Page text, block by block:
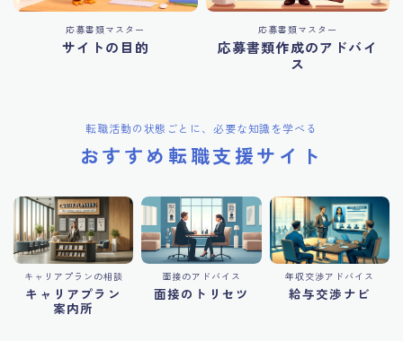
応募書類マスター
サイトの目的
応募書類マスター
応募書類作成のアドバイ
ス
転職活動の状態ごとに、必要な知識を学べる
おすすめ転職支援サイト
キャリアプランの相談
キャリアプラン
案内所
面接のアドバイス
面接のトリセツ
年収交渉アドバイス
給与交渉ナビ